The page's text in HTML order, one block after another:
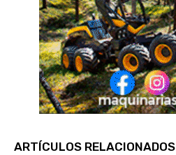
ARTÍCULOS RELACIONADOS